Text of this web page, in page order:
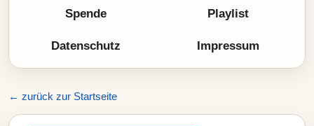
Spende Playlist
Datenschutz Impressum
← zurück zur Startseite